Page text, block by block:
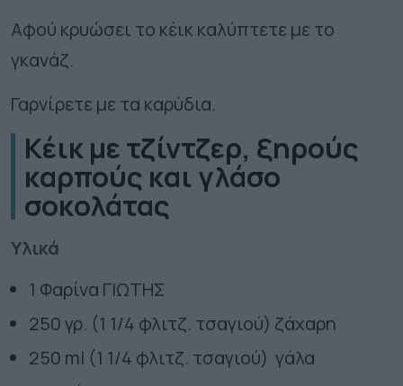
Αφού κρυώσει το κέικ καλύπτετε με το
γκανάζ.
Γαρνίρετε με τα καρύδια.
Κέικ με τζίντζερ, ξηρούς
καρπούς και γλάσο
σοκολάτας
Υλικά
1 Φαρίνα ΓΙΩΤΗΣ
250 γρ. (1 1/4 φλιτζ. τσαγιού) ζάχαρη
250 ml (1 1/4 φλιτζ. τσαγιού) γάλα